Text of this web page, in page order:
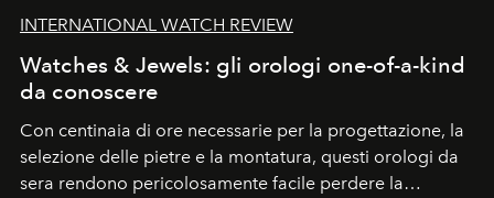
INTERNATIONAL WATCH REVIEW
Watches & Jewels: gli orologi one-of-a-kind
da conoscere
Con centinaia di ore necessarie per la progettazione, la
selezione delle pietre e la montatura, questi orologi da
sera rendono pericolosamente facile perdere la